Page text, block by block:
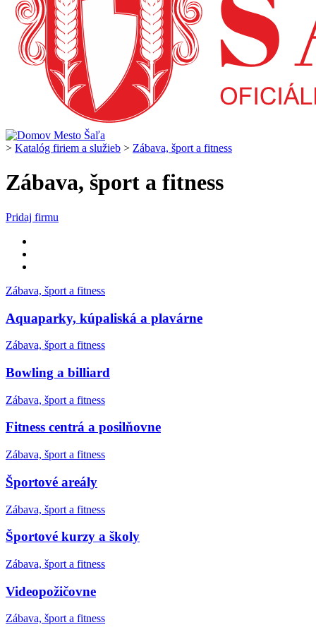
> Katalóg firiem a služieb > Zábava, šport a fitness
Zábava, šport a fitness
Pridaj firmu
Zábava, šport a fitness
Aquaparky, kúpaliská a plavárne
Zábava, šport a fitness
Bowling a billiard
Zábava, šport a fitness
Fitness centrá a posilňovne
Zábava, šport a fitness
Športové areály
Zábava, šport a fitness
Športové kurzy a školy
Zábava, šport a fitness
Videopožičovne
Zábava, šport a fitness